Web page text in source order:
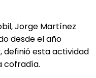
Jorge Martínez
desde el año
definió esta actividad
cofradía.